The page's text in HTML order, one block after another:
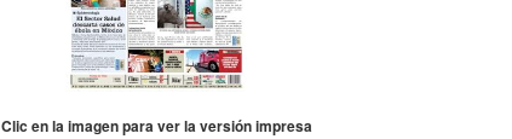
Clic en la imagen para ver la versión impresa